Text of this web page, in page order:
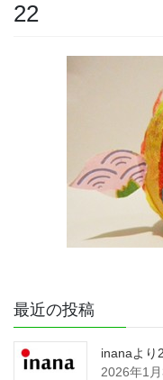
22
最近の投稿
inanaより
2026年1